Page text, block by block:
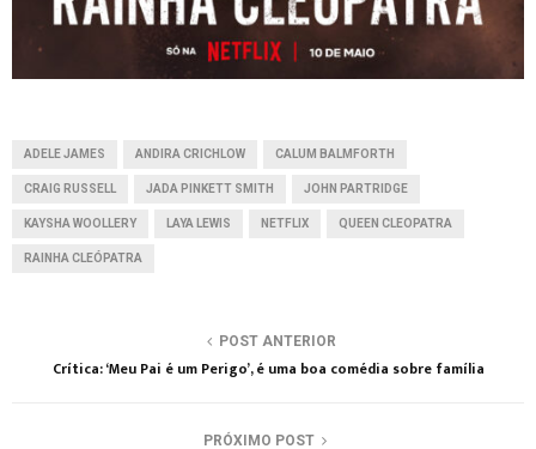
ADELE JAMES ANDIRA CRICHLOW CALUM BALMFORTH
CRAIG RUSSELL JADA PINKETT SMITH JOHN PARTRIDGE
KAYSHA WOOLLERY LAYA LEWIS NETFLIX QUEEN CLEOPATRA
RAINHA CLEÓPATRA
POST ANTERIOR
Crítica: ‘Meu Pai é um Perigo’, é uma boa comédia sobre família
PRÓXIMO POST